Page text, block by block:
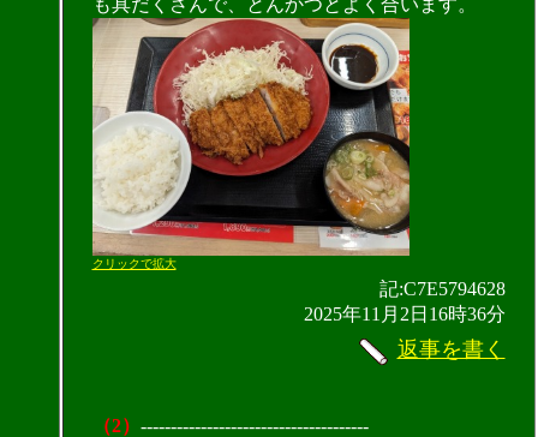
も具だくさんで、とんかつとよく合います。
クリックで拡大
記:C7E5794628
2025年11月2日16時36分
返事を書く
（2） --------------------------------------